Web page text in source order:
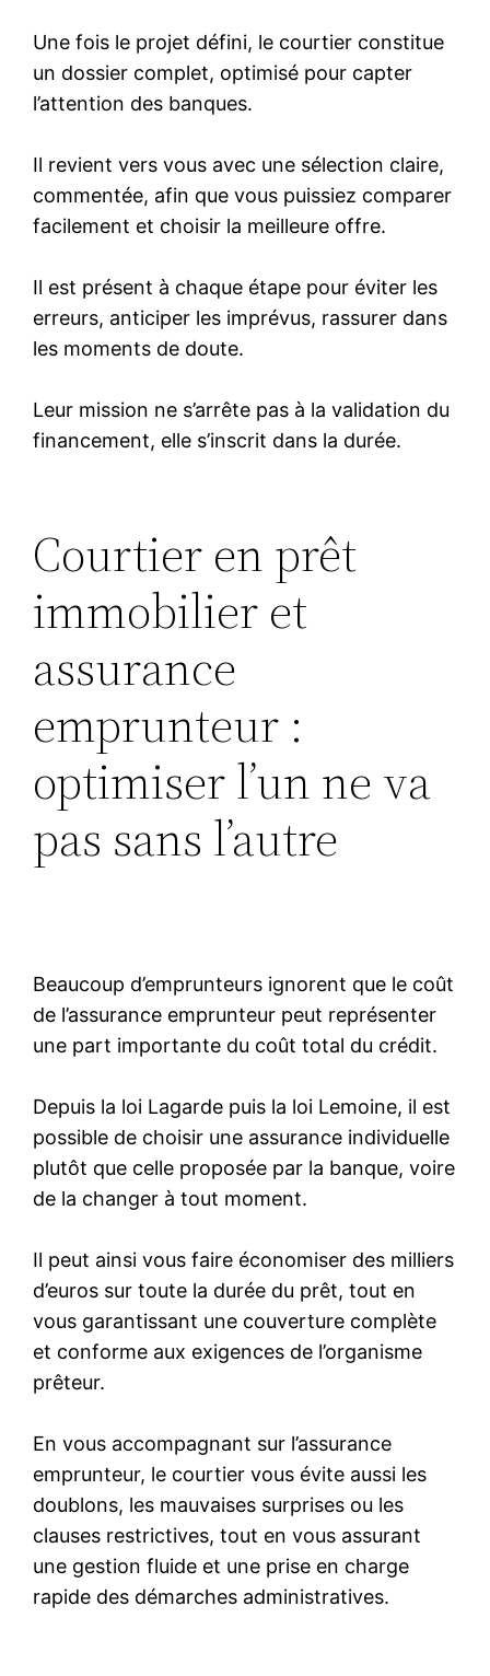
Une fois le projet défini, le courtier constitue
un dossier complet, optimisé pour capter
l’attention des banques.
Il revient vers vous avec une sélection claire,
commentée, afin que vous puissiez comparer
facilement et choisir la meilleure offre.
Il est présent à chaque étape pour éviter les
erreurs, anticiper les imprévus, rassurer dans
les moments de doute.
Leur mission ne s’arrête pas à la validation du
financement, elle s’inscrit dans la durée.
Courtier en prêt
immobilier et
assurance
emprunteur :
optimiser l’un ne va
pas sans l’autre
Beaucoup d’emprunteurs ignorent que le coût
de l’assurance emprunteur peut représenter
une part importante du coût total du crédit.
Depuis la loi Lagarde puis la loi Lemoine, il est
possible de choisir une assurance individuelle
plutôt que celle proposée par la banque, voire
de la changer à tout moment.
Il peut ainsi vous faire économiser des milliers
d’euros sur toute la durée du prêt, tout en
vous garantissant une couverture complète
et conforme aux exigences de l’organisme
prêteur.
En vous accompagnant sur l’assurance
emprunteur, le courtier vous évite aussi les
doublons, les mauvaises surprises ou les
clauses restrictives, tout en vous assurant
une gestion fluide et une prise en charge
rapide des démarches administratives.